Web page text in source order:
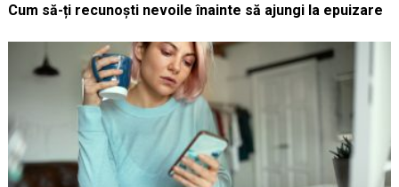
Cum să-ți recunoști nevoile înainte să ajungi la epuizare